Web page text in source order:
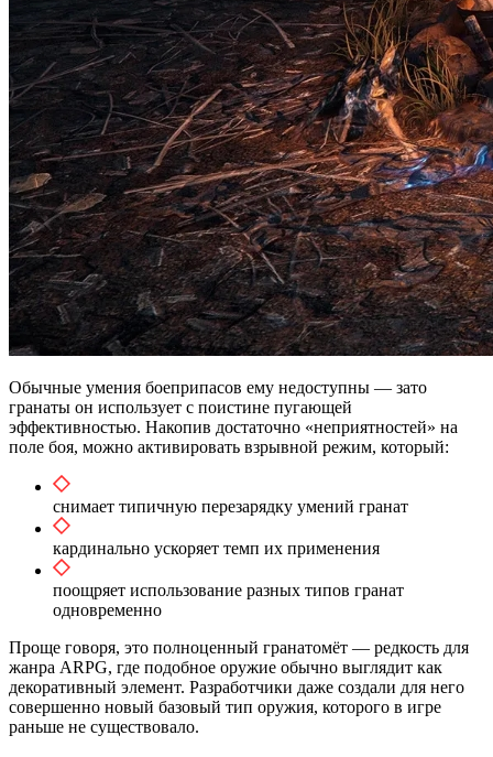
Обычные умения боеприпасов ему недоступны — зато
гранаты он использует с поистине пугающей
эффективностью. Накопив достаточно «неприятностей» на
поле боя, можно активировать взрывной режим, который:
снимает типичную перезарядку умений гранат
кардинально ускоряет темп их применения
поощряет использование разных типов гранат
одновременно
Проще говоря, это полноценный гранатомёт — редкость для
жанра ARPG, где подобное оружие обычно выглядит как
декоративный элемент. Разработчики даже создали для него
совершенно новый базовый тип оружия, которого в игре
раньше не существовало.